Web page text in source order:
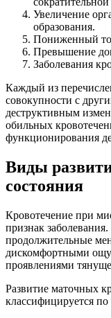
Увеличение
образования.
Пониженный
Превышение
Заболевания
Каждый из
совокупности с
деструктивным
обильных
функционирования
Виды
состояния
Кровотечение при
признак
продолжительные
дискомфортными
проявлениями
Развитие маточных
классифицируется